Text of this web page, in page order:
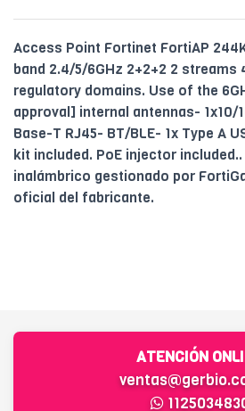
Access Point Fortinet FortiAP
band 2.4/5/6GHz 2+2+2 2
regulatory domains. Use of the
approval] internal antennas-
Base-T RJ45- BT/BLE- 1x Type A
kit included. PoE injector
inalámbrico gestionado por
oficial del fabricante.
ATENCIÓN